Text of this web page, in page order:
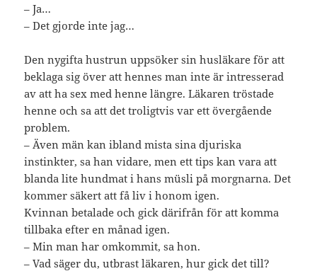
– Ja…
– Det gjorde inte jag…
Den nygifta hustrun uppsöker sin husläkare för att
beklaga sig över att hennes man inte är intresserad
av att ha sex med henne längre. Läkaren tröstade
henne och sa att det troligtvis var ett övergående
problem.
– Även män kan ibland mista sina djuriska
instinkter, sa han vidare, men ett tips kan vara att
blanda lite hundmat i hans müsli på morgnarna. Det
kommer säkert att få liv i honom igen.
Kvinnan betalade och gick därifrån för att komma
tillbaka efter en månad igen.
– Min man har omkommit, sa hon.
– Vad säger du, utbrast läkaren, hur gick det till?